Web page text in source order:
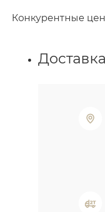
Конкурентные